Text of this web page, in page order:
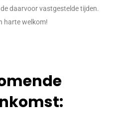
daarvoor vastgestelde tijden.
harte welkom!